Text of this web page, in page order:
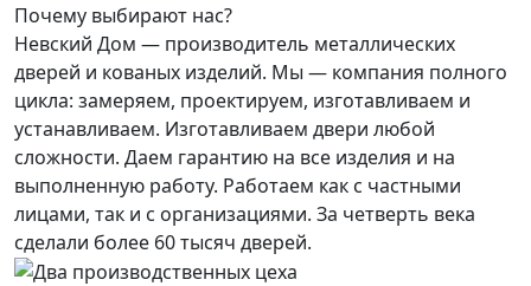
Почему выбирают нас?
Невский Дом — производитель металлических
дверей и кованых изделий. Мы — компания полного
цикла: замеряем, проектируем, изготавливаем и
устанавливаем. Изготавливаем двери любой
сложности. Даем гарантию на все изделия и на
выполненную работу. Работаем как с частными
лицами, так и с организациями. За четверть века
сделали более 60 тысяч дверей.